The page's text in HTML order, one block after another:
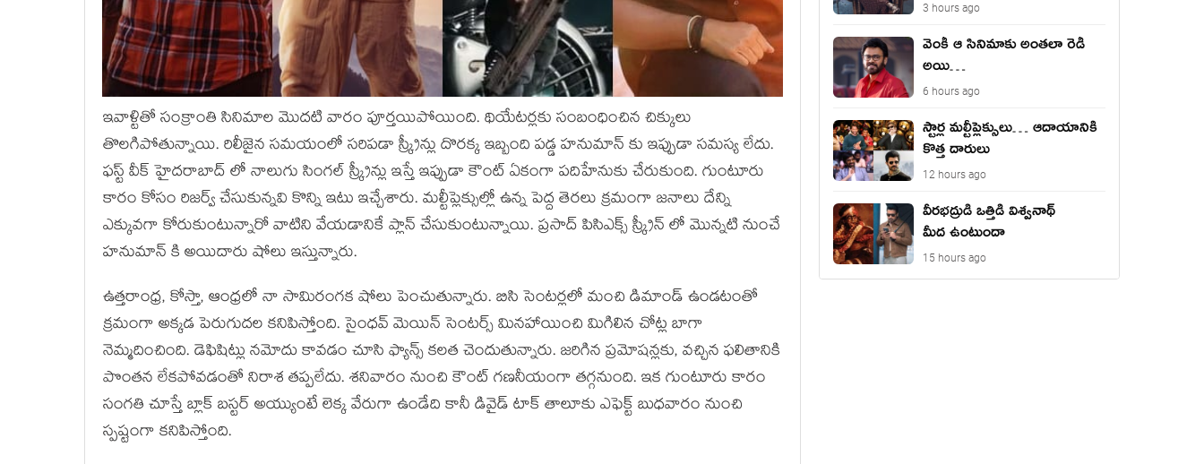
ఇవాళ్టితో సంక్రాంతి సినిమాల మొదటి వారం పూర్తయిపోయింది. థియేటర్లకు సంబంధించిన చిక్కులు
తొలగిపోతున్నాయి. రిలీజైన సమయంలో సరిపడా స్క్రీన్లు దొరక్క ఇబ్బంది పడ్డ హనుమాన్ కు ఇప్పుడా సమస్య లేదు.
ఫస్ట్ వీక్ హైదరాబాద్ లో నాలుగు సింగల్ స్క్రీన్లు ఇస్తే ఇప్పుడా కౌంట్ ఏకంగా పదిహేనుకు చేరుకుంది. గుంటూరు
కారం కోసం రిజర్వ్ చేసుకున్నవి కొన్ని ఇటు ఇచ్చేశారు. మల్టీప్లెక్సుల్లో ఉన్న పెద్ద తెరలు క్రమంగా జనాలు దేన్ని
ఎక్కువగా కోరుకుంటున్నారో వాటిని వేయడానికే ప్లాన్ చేసుకుంటున్నాయి. ప్రసాద్ పిసిఎక్స్ స్క్రీన్ లో మొన్నటి నుంచే
హనుమాన్ కి అయిదారు షోలు ఇస్తున్నారు.
ఉత్తరాంధ్ర, కోస్తా, ఆంధ్రలో నా సామిరంగక షోలు పెంచుతున్నారు. బిసి సెంటర్లలో మంచి డిమాండ్ ఉండటంతో
క్రమంగా అక్కడ పెరుగుదల కనిపిస్తోంది. సైంధవ్ మెయిన్ సెంటర్స్ మినహాయించి మిగిలిన చోట్ల బాగా
నెమ్మదించింది. డెఫిషిట్లు నమోదు కావడం చూసి ఫ్యాన్స్ కలత చెందుతున్నారు. జరిగిన ప్రమోషన్లకు, వచ్చిన ఫలితానికి
పొంతన లేకపోవడంతో నిరాశ తప్పలేదు. శనివారం నుంచి కౌంట్ గణనీయంగా తగ్గనుంది. ఇక గుంటూరు కారం
సంగతి చూస్తే బ్లాక్ బస్టర్ అయ్యుంటే లెక్క వేరుగా ఉండేది కానీ డివైడ్ టాక్ తాలూకు ఎఫెక్ట్ బుధవారం నుంచి
స్పష్టంగా కనిపిస్తోంది.
3 hours ago
వెంకీ ఆ సినిమాకు అంత‌లా రెడీ
అయి…
6 hours ago
స్టార్ల మల్టీప్లెక్సులు… ఆదాయానికి
కొత్త దారులు
12 hours ago
వీరభద్రుడి ఒత్తిడి విశ్వనాథ్
మీద ఉంటుందా
15 hours ago